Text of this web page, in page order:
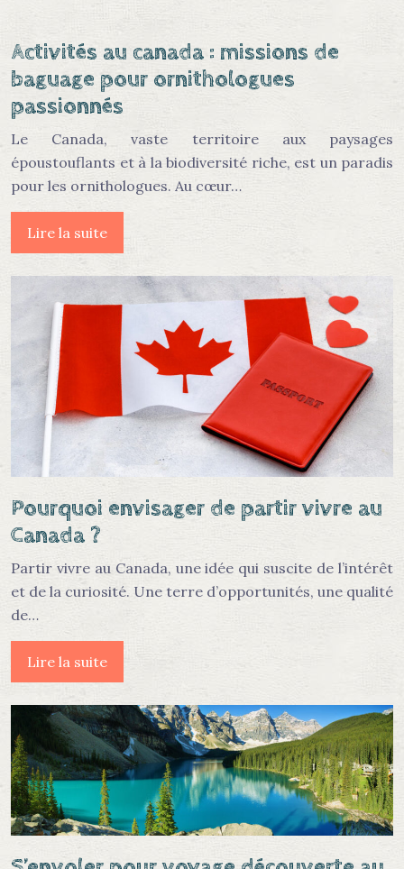
Activités au canada : missions de
baguage pour ornithologues
passionnés
Le Canada, vaste territoire aux paysages
époustouflants et à la biodiversité riche, est un paradis
pour les ornithologues. Au cœur…
Lire la suite
Pourquoi envisager de partir vivre au
Canada ?
Partir vivre au Canada, une idée qui suscite de l’intérêt
et de la curiosité. Une terre d’opportunités, une qualité
de…
Lire la suite